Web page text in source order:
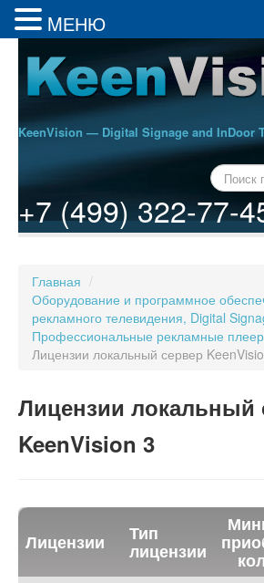
KeenVision — Digital Signage and InDoor
+7 (499) 322-77-
Главная /
Оборудование и программное
рекламного телевидения, Digital
Профессиональные рекламные
Лицензии локальный сервер
Лицензии локальный
KeenVision 3
Лицензии Тип
лицензии
MЕНЮ